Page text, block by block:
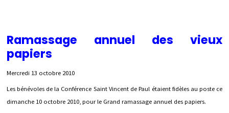
Ramassage annuel des vieux
papiers
Mercredi 13 octobre 2010
Les bénévoles de la Conférence Saint Vincent de Paul étaient fidèles au poste ce
dimanche 10 octobre 2010, pour le Grand ramassage annuel des papiers.